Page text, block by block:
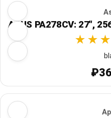
ASUS PA278CV: 27",